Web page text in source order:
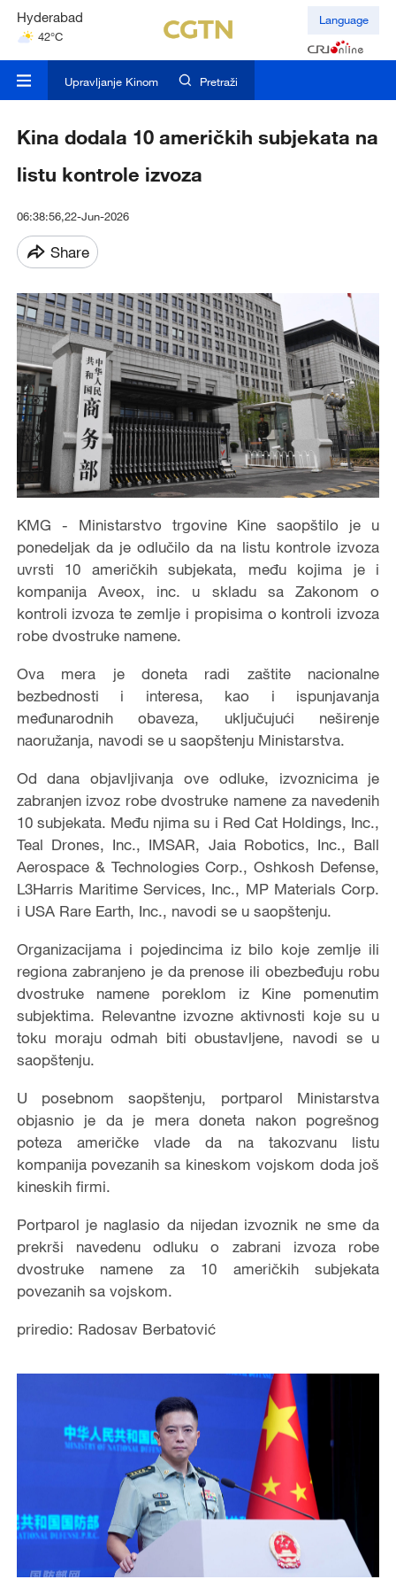
Hyderabad
42°C
Mumbai
Language
Upravljanje Kinom Pretraži
Kina dodala 10 američkih subjekata na
listu kontrole izvoza
06:38:56,22-Jun-2026
Share
KMG - Ministarstvo trgovine Kine saopštilo je u
ponedeljak da je odlučilo da na listu kontrole izvoza
uvrsti 10 američkih subjekata, među kojima je i
kompanija Aveox, inc. u skladu sa Zakonom o
kontroli izvoza te zemlje i propisima o kontroli izvoza
robe dvostruke namene.
Ova mera je doneta radi zaštite nacionalne
bezbednosti i interesa, kao i ispunjavanja
međunarodnih obaveza, uključujući neširenje
naoružanja, navodi se u saopštenju Ministarstva.
Od dana objavljivanja ove odluke, izvoznicima je
zabranjen izvoz robe dvostruke namene za navedenih
10 subjekata. Među njima su i Red Cat Holdings, Inc.,
Teal Drones, Inc., IMSAR, Jaia Robotics, Inc., Ball
Aerospace & Technologies Corp., Oshkosh Defense,
L3Harris Maritime Services, Inc., MP Materials Corp.
i USA Rare Earth, Inc., navodi se u saopštenju.
Organizacijama i pojedincima iz bilo koje zemlje ili
regiona zabranjeno je da prenose ili obezbeđuju robu
dvostruke namene poreklom iz Kine pomenutim
subjektima. Relevantne izvozne aktivnosti koje su u
toku moraju odmah biti obustavljene, navodi se u
saopštenju.
U posebnom saopštenju, portparol Ministarstva
objasnio je da je mera doneta nakon pogrešnog
poteza američke vlade da na takozvanu listu
kompanija povezanih sa kineskom vojskom doda još
kineskih firmi.
Portparol je naglasio da nijedan izvoznik ne sme da
prekrši navedenu odluku o zabrani izvoza robe
dvostruke namene za 10 američkih subjekata
povezanih sa vojskom.
priredio: Radosav Berbatović